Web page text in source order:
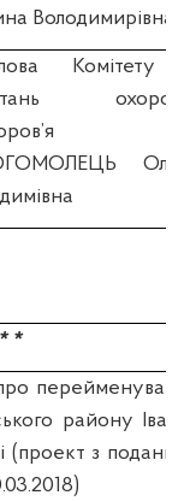
Володимирівна
Комітету
*
району
(проект з